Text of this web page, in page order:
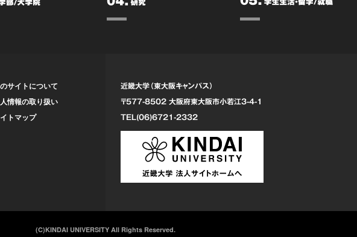
サイトについて
情報の取り扱い
トマップ
近畿大学（東大阪キャンパス）
〒577-8502 大阪府東大阪市小若江3-4-1
TEL(06)6721-2332
(C)KINDAI UNIVERSITY All Rights Reserved.